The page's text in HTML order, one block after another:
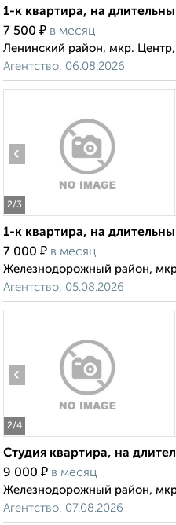
1-к квартира, на
7 500 ₽ в месяц
Ленинский район, мкр. Центр,
Агентство, 06.08.2026
2/3
‹
1-к квартира, на
7 000 ₽ в месяц
Железнодорожный район,
Агентство, 05.08.2026
2/4
‹
Студия квартира, на
9 000 ₽ в месяц
Железнодорожный район,
Агентство, 07.08.2026